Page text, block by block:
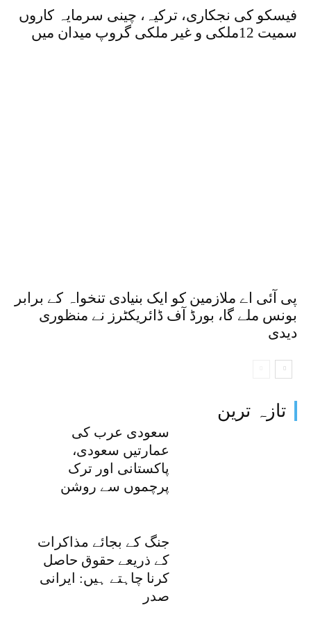
تازہ ترین
سعودی عرب کی
عمارتیں سعودی،
پاکستانی اور ترک
پرچموں سے روشن
جنگ کے بجائے مذاکرات
کے ذریعے حقوق حاصل
کرنا چاہتے ہیں: ایرانی
صدر
فیسکو کی نجکاری، ترکیہ، چینی سرمایہ کاروں
سمیت 12ملکی و غیر ملکی گروپ میدان میں
پی آئی اے ملازمین کو ایک بنیادی تنخواہ کے برابر
بونس ملے گا، بورڈ آف ڈائریکٹرز نے منظوری
دیدی